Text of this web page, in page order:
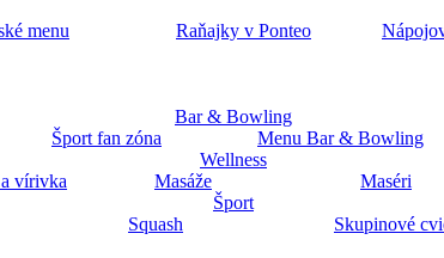
menu Raňajky v Ponteo
Bar & Bowling
Šport fan zóna Menu Bar & Bowling
Wellness
vírivka Masáže Maséri
Šport
Squash Skupinové